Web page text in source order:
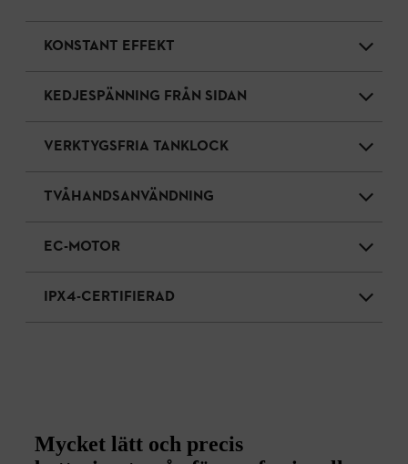
KONSTANT EFFEKT
KEDJESPÄNNING FRÅN SIDAN
VERKTYGSFRIA TANKLOCK
TVÅHANDSANVÄNDNING
EC-MOTOR
IPX4-CERTIFIERAD
Mycket lätt och precis